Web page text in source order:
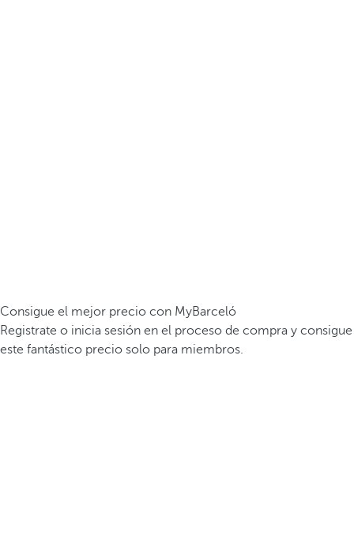
Consigue el mejor precio con MyBarceló
Registrate o inicia sesión en el proceso de compra y consigue
este fantástico precio solo para miembros.